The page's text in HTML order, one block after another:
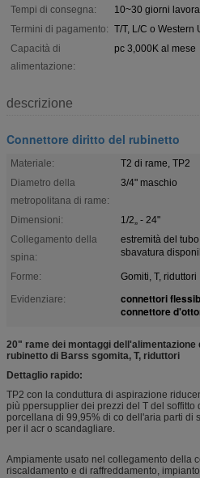
Tempi di consegna:
10~30 giorni
Termini di pagamento: T/T, L/C o Western
Capacità di
alimentazione:
pc 3,000K al mese
descrizione
Connettore diritto del rubinetto
Materiale:
T2 di rame, TP2
Diametro della
metropolitana di rame:
3/4" maschio
Dimensioni:
1/2„ - 24"
Collegamento della
spina:
estremità del
sbavatura
Forme:
Gomiti, T, riduttori
Evidenziare:
connettori
connettore
20" rame dei montaggi
rubinetto di Barss sgomita, T, riduttori
Dettaglio rapido:
TP2 con la conduttura di aspirazione
più ppersupplier dei prezzi del T del
porcellana di 99,95% di co dell'aria parti di
per il acr o scandagliare.
Ampiamente usato nel collegamento della
riscaldamento e di raffreddamento,